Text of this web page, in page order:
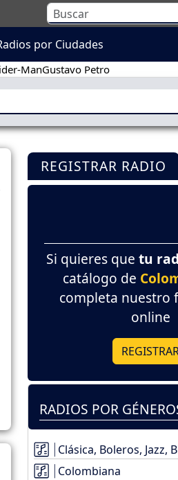
por Ciudades
ManGustavo Petro
REGISTRAR RADIO
Si quieres que tu
catálogo de
completa nuestro
online
RADIOS POR
Clásica, Boleros, Jazz,
Colombiana